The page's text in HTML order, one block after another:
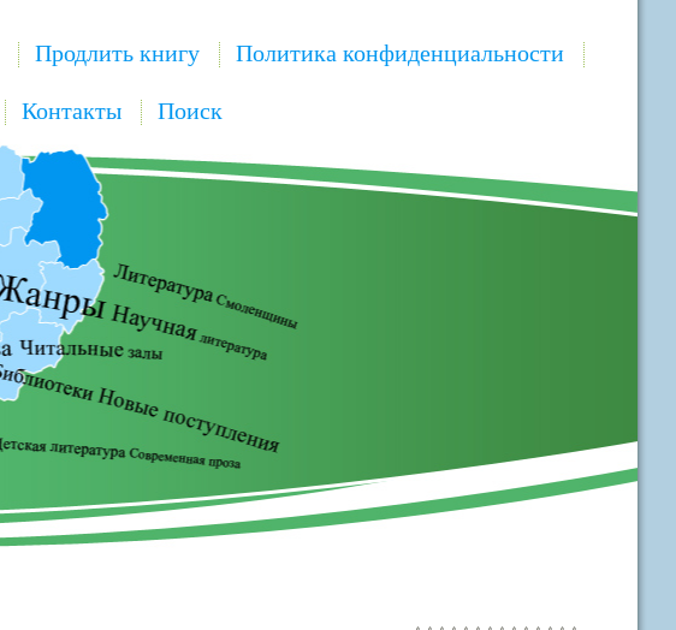
Продлить книгу Политика конфиденциальности
Контакты Поиск